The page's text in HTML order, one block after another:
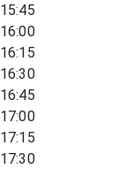
15:45
16:00
16:15
16:30
16:45
17:00
17:15
17:30